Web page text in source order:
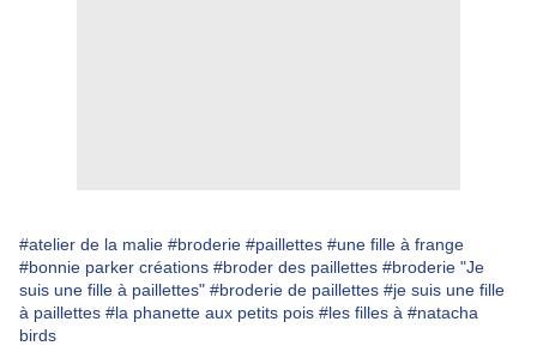
#atelier de la malie #broderie #paillettes #une fille à frange
#bonnie parker créations #broder des paillettes #broderie "Je
suis une fille à paillettes" #broderie de paillettes #je suis une fille
à paillettes #la phanette aux petits pois #les filles à #natacha
birds